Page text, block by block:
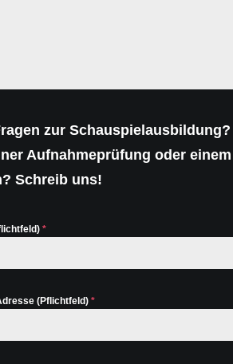
zur
Aufnahmeprüfung oder
Schreib uns!
*
(Pflichtfeld) *